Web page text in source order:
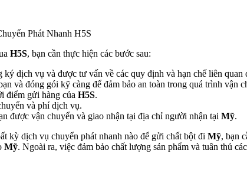
Phát Nhanh H5S
H5S, bạn cần thực hiện các bước sau:
ký dịch vụ và được tư vấn về các quy định và hạn chế liên
và đóng gói kỹ càng để đảm bảo an toàn trong quá trình vận
điểm gửi hàng của H5S.
và phí dịch vụ.
được vận chuyển và giao nhận tại địa chỉ người nhận tại Mỹ.
kỳ dịch vụ chuyển phát nhanh nào để gửi chất bột đi Mỹ, bạn
Mỹ. Ngoài ra, việc đảm bảo chất lượng sản phẩm và tuân thủ